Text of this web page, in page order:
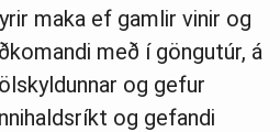
maka ef gamlir vinir og
með í göngutúr, á
og gefur
og gefandi